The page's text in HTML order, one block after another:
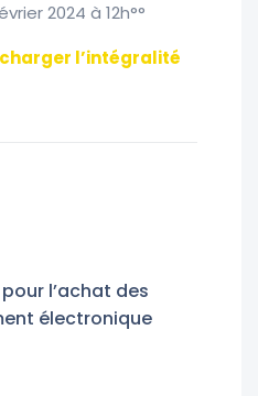
2024 à 12h°°
l’intégralité
l’achat des
électronique